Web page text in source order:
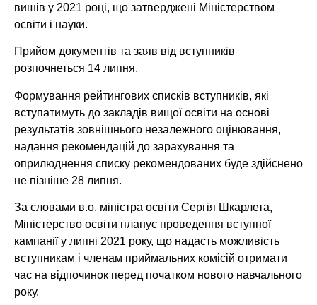
вишів у 2021 році, що затверджені Міністерством
освіти і науки.
Прийом документів та заяв від вступників
розпочнеться 14 липня.
Формування рейтингових списків вступників, які
вступатимуть до закладів вищої освіти на основі
результатів зовнішнього незалежного оцінювання,
надання рекомендацій до зарахування та
оприлюднення списку рекомендованих буде здійснено
не пізніше 28 липня.
За словами в.о. міністра освіти Сергія Шкарлета,
Міністерство освіти планує проведення вступної
кампанії у липні 2021 року, що надасть можливість
вступникам і членам приймальних комісій отримати
час на відпочинок перед початком нового навчального
року.